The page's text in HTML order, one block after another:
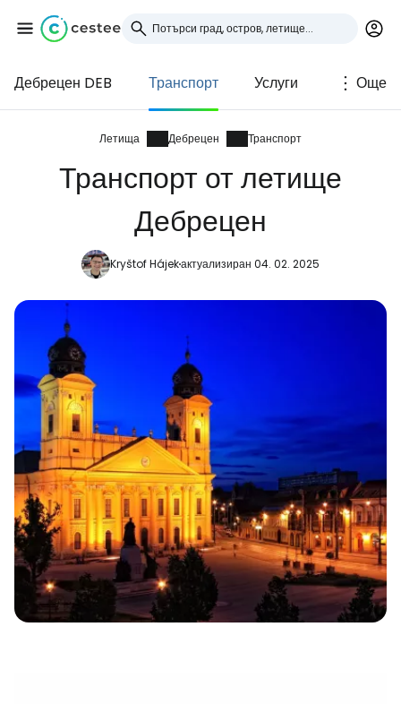
Дебрецен DEB Транспорт Услуги Още
Летища Дебрецен Транспорт
Транспорт от летище
Дебрецен
Kryštof Hájekактуализиран 04. 02. 2025
Влезте в Cestee
... световната общност на туристите
Продължете с Google
Продължете с Facebook
Продължете с имейл